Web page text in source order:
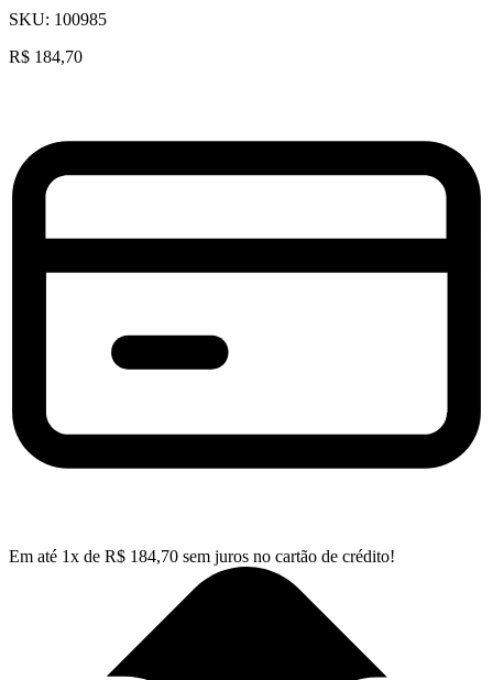
SKU: 100985
R$ 184,70
Em até 1x de R$ 184,70 sem juros no cartão de crédito!